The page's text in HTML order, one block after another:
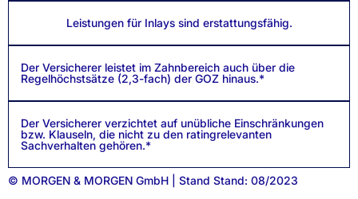
Leistungen für Inlays sind erstattungsfähig.
Der Versicherer leistet im Zahnbereich auch über die
Regelhöchstsätze (2,3-fach) der GOZ hinaus.*
Der Versicherer verzichtet auf unübliche Einschränkungen
bzw. Klauseln, die nicht zu den ratingrelevanten
Sachverhalten gehören.*
© MORGEN & MORGEN GmbH | Stand Stand: 08/2023